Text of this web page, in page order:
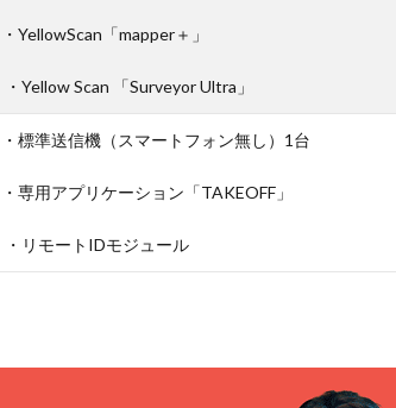
・YellowScan「mapper＋」
・Yellow Scan 「Surveyor Ultra」
・標準送信機（スマートフォン無し）1台
・専用アプリケーション「TAKEOFF」
・リモートIDモジュール